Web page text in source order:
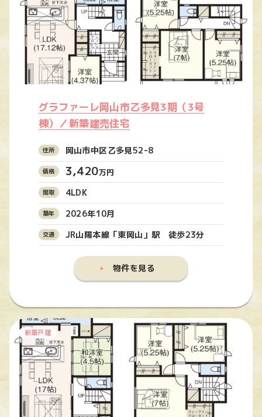
グラファーレ岡山市乙多見3期（3号
棟）／新築建売住宅
岡山市中区乙多見52-8
3,420万円
4LDK
2026年10月
JR山陽本線「東岡山」駅 徒歩23分
物件を見る
新築戸建